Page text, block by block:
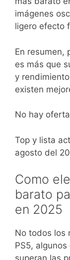
imágenes
ligero efecto
En resumen,
es más que
y
existen
No hay
Top y lista
agosto del
Como
barato
en 2025
No todos los
PS5,